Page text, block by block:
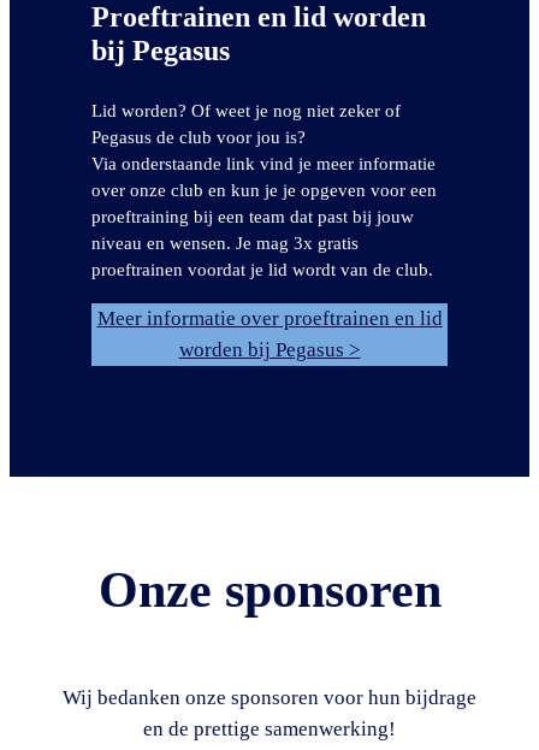
Proeftrainen en lid worden
bij Pegasus
Lid worden? Of weet je nog niet zeker of
Pegasus de club voor jou is?
Via onderstaande link vind je meer informatie
over onze club en kun je je opgeven voor een
proeftraining bij een team dat past bij jouw
niveau en wensen. Je mag 3x gratis
proeftrainen voordat je lid wordt van de club.
Meer informatie over proeftrainen en lid
worden bij Pegasus >
Onze sponsoren
Wij bedanken onze sponsoren voor hun bijdrage
en de prettige samenwerking!